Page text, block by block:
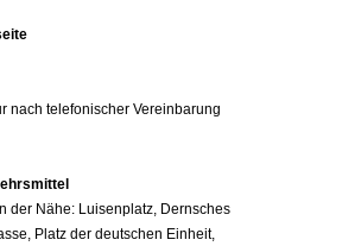
nach telefonischer Vereinbarung
der Nähe: Luisenplatz, Dernsches
Platz der deutschen Einheit,